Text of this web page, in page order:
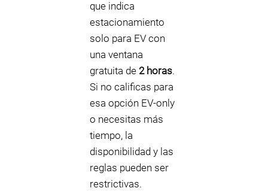
que indica
estacionamiento
solo para EV con
una ventana
gratuita de 2 horas.
Si no calificas para
esa opción EV-only
o necesitas más
tiempo, la
disponibilidad y las
reglas pueden ser
restrictivas.